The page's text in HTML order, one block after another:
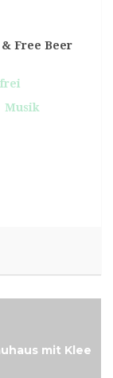
Free Beer
Musik
mit Klee